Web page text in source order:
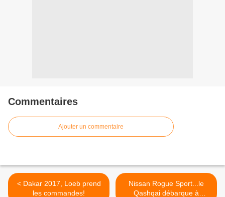
Commentaires
Ajouter un commentaire
< Dakar 2017, Loeb prend
les commandes!
Nissan Rogue Sport...le
Qashqai débarque à